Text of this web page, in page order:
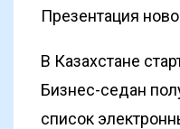
Презентация
В Казахстане
Бизнес-седан
список